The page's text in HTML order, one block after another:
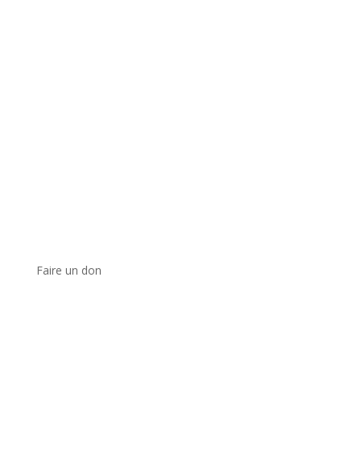
Faire un don